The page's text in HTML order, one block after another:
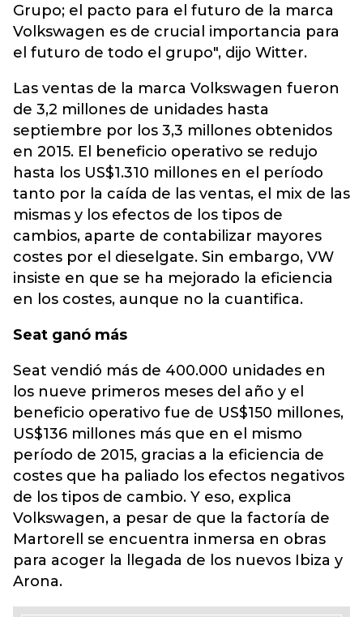
Grupo; el pacto para el futuro de la marca
Volkswagen es de crucial importancia para
el futuro de todo el grupo", dijo Witter.
Las ventas de la marca Volkswagen fueron
de 3,2 millones de unidades hasta
septiembre por los 3,3 millones obtenidos
en 2015. El beneficio operativo se redujo
hasta los US$1.310 millones en el período
tanto por la caída de las ventas, el mix de las
mismas y los efectos de los tipos de
cambios, aparte de contabilizar mayores
costes por el dieselgate. Sin embargo, VW
insiste en que se ha mejorado la eficiencia
en los costes, aunque no la cuantifica.
Seat ganó más
Seat vendió más de 400.000 unidades en
los nueve primeros meses del año y el
beneficio operativo fue de US$150 millones,
US$136 millones más que en el mismo
período de 2015, gracias a la eficiencia de
costes que ha paliado los efectos negativos
de los tipos de cambio. Y eso, explica
Volkswagen, a pesar de que la factoría de
Martorell se encuentra inmersa en obras
para acoger la llegada de los nuevos Ibiza y
Arona.